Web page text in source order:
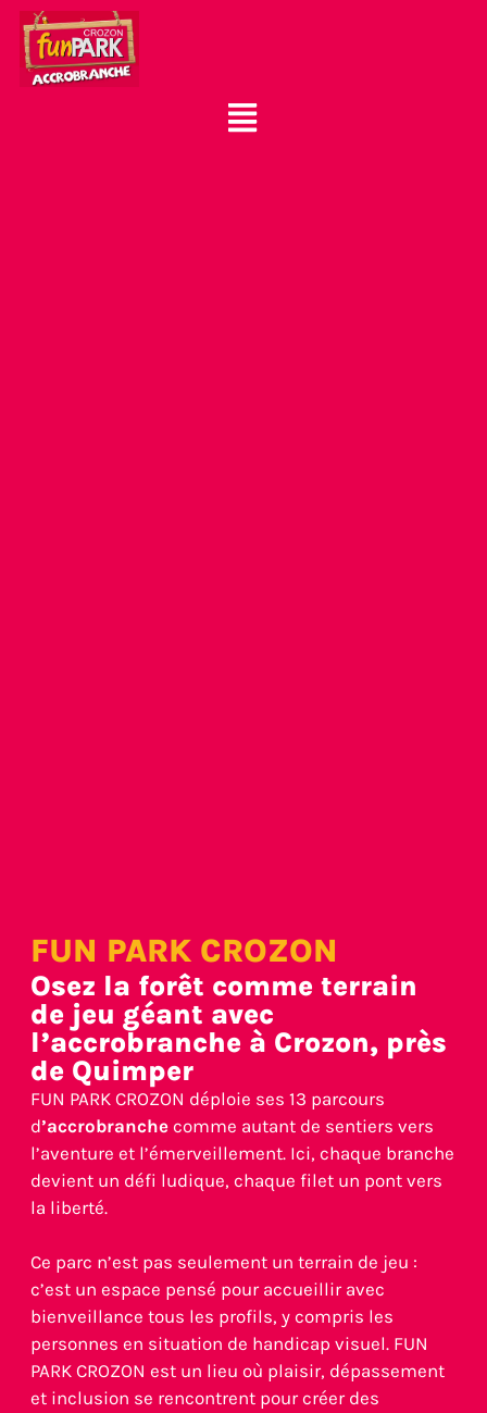
FUN PARK CROZON
Osez la forêt comme terrain
de jeu géant avec
l’accrobranche à Crozon, près
de Quimper
FUN PARK CROZON déploie ses 13 parcours
d’accrobranche comme autant de sentiers vers
l’aventure et l’émerveillement. Ici, chaque branche
devient un défi ludique, chaque filet un pont vers
la liberté.
Ce parc n’est pas seulement un terrain de jeu :
c’est un espace pensé pour accueillir avec
bienveillance tous les profils, y compris les
personnes en situation de handicap visuel. FUN
PARK CROZON est un lieu où plaisir, dépassement
et inclusion se rencontrent pour créer des